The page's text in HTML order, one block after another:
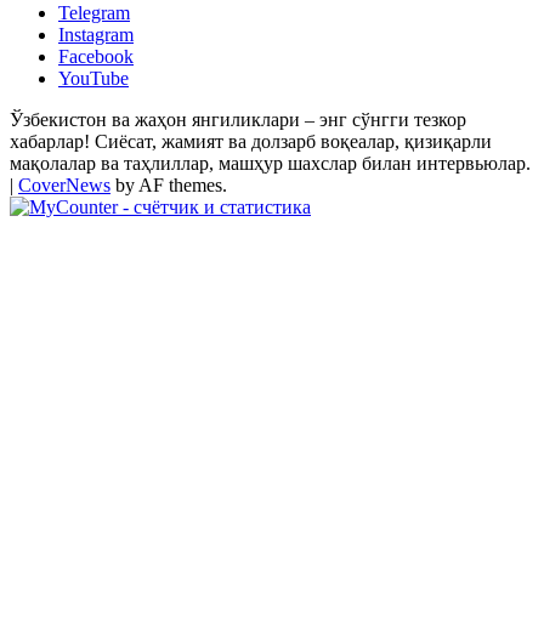
Telegram
Instagram
Facebook
YouTube
Ўзбекистон ва жаҳон янгиликлари – энг сўнгги тезкор
хабарлар! Сиёсат, жамият ва долзарб воқеалар, қизиқарли
мақолалар ва таҳлиллар, машҳур шахслар билан интервьюлар.
| CoverNews by AF themes.